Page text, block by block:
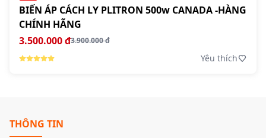
BIẾN ÁP CÁCH LY PLITRON 500w CANADA -HÀNG
CHÍNH HÃNG
3.500.000 đ3.900.000 đ
Yêu thích
THÔNG TIN